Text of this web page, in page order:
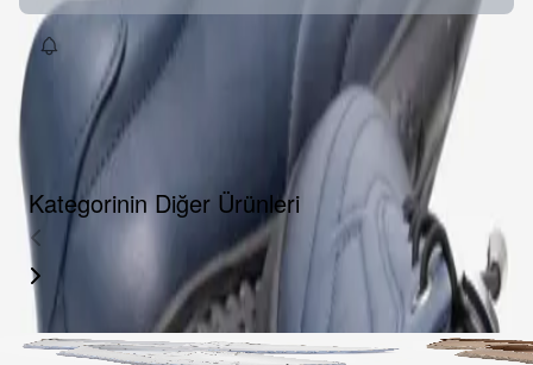
Kategorinin Diğer Ürünleri